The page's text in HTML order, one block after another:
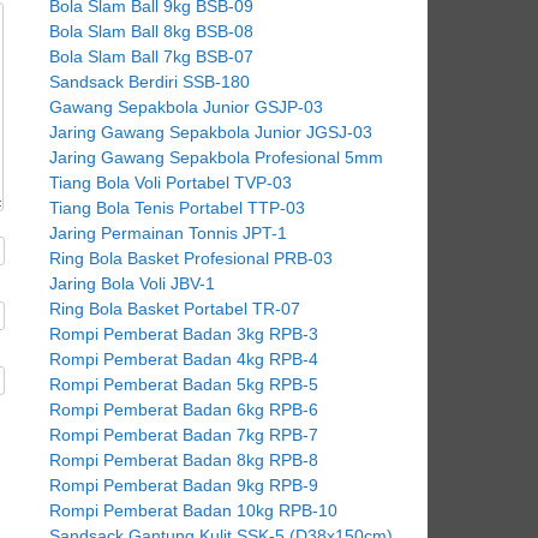
Bola Slam Ball 9kg BSB-09
Bola Slam Ball 8kg BSB-08
Bola Slam Ball 7kg BSB-07
Sandsack Berdiri SSB-180
Gawang Sepakbola Junior GSJP-03
Jaring Gawang Sepakbola Junior JGSJ-03
Jaring Gawang Sepakbola Profesional 5mm
Tiang Bola Voli Portabel TVP-03
Tiang Bola Tenis Portabel TTP-03
Jaring Permainan Tonnis JPT-1
Ring Bola Basket Profesional PRB-03
Jaring Bola Voli JBV-1
Ring Bola Basket Portabel TR-07
Rompi Pemberat Badan 3kg RPB-3
Rompi Pemberat Badan 4kg RPB-4
Rompi Pemberat Badan 5kg RPB-5
Rompi Pemberat Badan 6kg RPB-6
Rompi Pemberat Badan 7kg RPB-7
Rompi Pemberat Badan 8kg RPB-8
Rompi Pemberat Badan 9kg RPB-9
Rompi Pemberat Badan 10kg RPB-10